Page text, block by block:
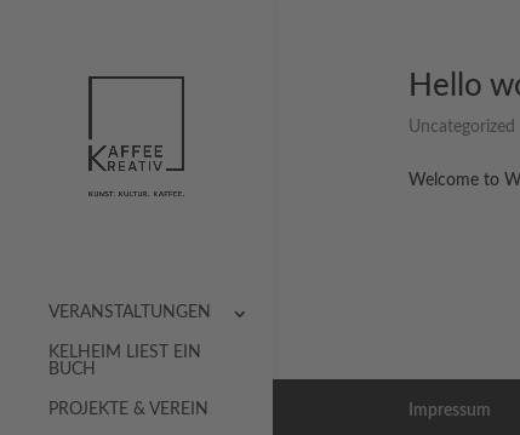
VERANSTALTUNGEN
KELHEIM LIEST EIN
BUCH
PROJEKTE & VEREIN
Hello
Uncategorized
Welcome to
Impressum